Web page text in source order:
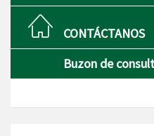
CONTÁCTANOS
Buzon de